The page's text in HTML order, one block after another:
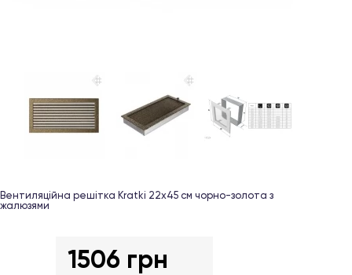
Вентиляційна решітка Kratki 22х45 см чорно-золота з
жалюзями
1506 грн